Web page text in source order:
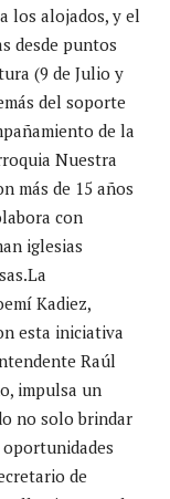
los alojados, y el
desde puntos
(9 de Julio y
del soporte
de la
Nuestra
más de 15 años
con
iglesias
Kadiez,
esta iniciativa
Raúl
impulsa un
no solo brindar
de